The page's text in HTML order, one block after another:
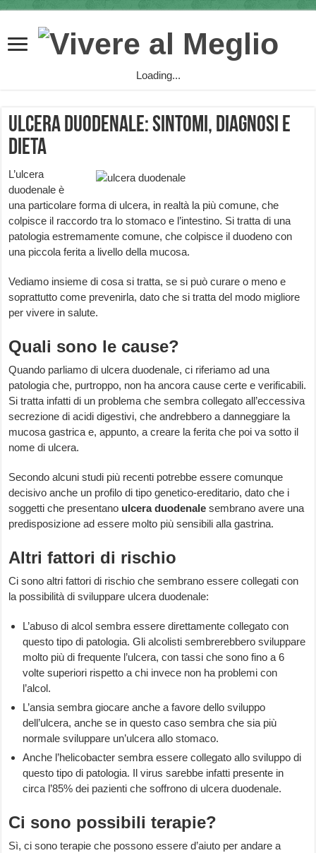
Loading...
Ulcera Duodenale: sintomi, diagnosi e
dieta
L’ulcera
duodenale è
una particolare forma di ulcera, in realtà la più comune, che
colpisce il raccordo tra lo stomaco e l’intestino. Si tratta di una
patologia estremamente comune, che colpisce il duodeno con
una piccola ferita a livello della mucosa.
Vediamo insieme di cosa si tratta, se si può curare o meno e
soprattutto come prevenirla, dato che si tratta del modo migliore
per vivere in salute.
Quali sono le cause?
Quando parliamo di ulcera duodenale, ci riferiamo ad una
patologia che, purtroppo, non ha ancora cause certe e verificabili.
Si tratta infatti di un problema che sembra collegato all’eccessiva
secrezione di acidi digestivi, che andrebbero a danneggiare la
mucosa gastrica e, appunto, a creare la ferita che poi va sotto il
nome di ulcera.
Secondo alcuni studi più recenti potrebbe essere comunque
decisivo anche un profilo di tipo genetico-ereditario, dato che i
soggetti che presentano ulcera duodenale sembrano avere una
predisposizione ad essere molto più sensibili alla gastrina.
Altri fattori di rischio
Ci sono altri fattori di rischio che sembrano essere collegati con
la possibilità di sviluppare ulcera duodenale:
L’abuso di alcol sembra essere direttamente collegato con
questo tipo di patologia. Gli alcolisti sembrerebbero sviluppare
molto più di frequente l’ulcera, con tassi che sono fino a 6
volte superiori rispetto a chi invece non ha problemi con
l’alcol.
L’ansia sembra giocare anche a favore dello sviluppo
dell’ulcera, anche se in questo caso sembra che sia più
normale sviluppare un’ulcera allo stomaco.
Anche l’helicobacter sembra essere collegato allo sviluppo di
questo tipo di patologia. Il virus sarebbe infatti presente in
circa l’85% dei pazienti che soffrono di ulcera duodenale.
Ci sono possibili terapie?
Sì, ci sono terapie che possono essere d’aiuto per andare a